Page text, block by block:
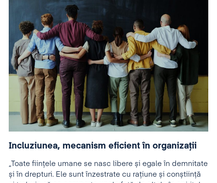
Incluziunea, mecanism eficient în organizații
„Toate ființele umane se nasc libere și egale în demnitate
și în drepturi. Ele sunt înzestrate cu rațiune și conștiință